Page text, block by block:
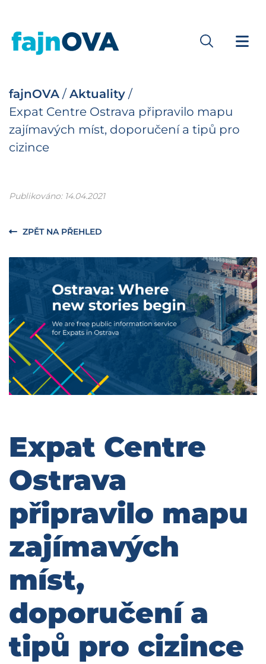
fajnOVA / Aktuality /
Expat Centre Ostrava připravilo mapu
zajímavých míst, doporučení a tipů pro
cizince
Publikováno: 14.04.2021
ZPĚT NA PŘEHLED
Expat Centre
Ostrava
připravilo mapu
zajímavých
míst,
doporučení a
tipů pro cizince